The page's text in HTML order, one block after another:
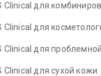
Clinical для
Clinical для
Clinical для
Clinical для сухой кожи